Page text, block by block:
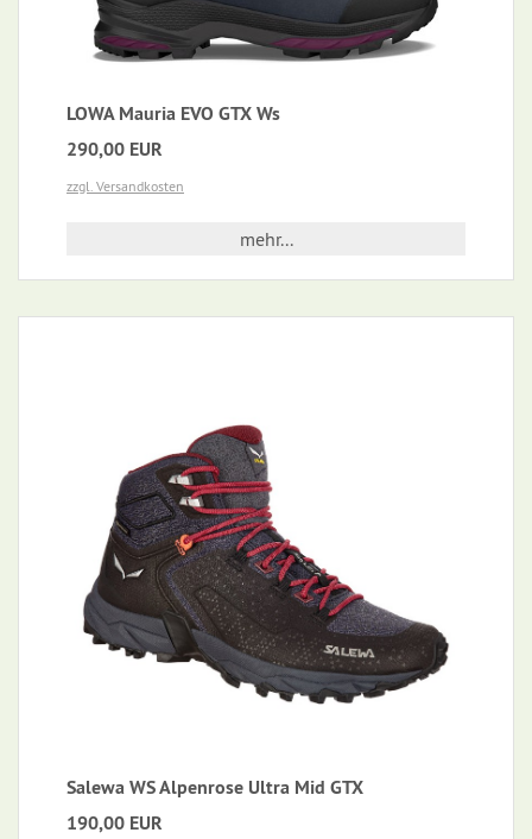
LOWA Mauria EVO GTX Ws
290,00 EUR
zzgl. Versandkosten
mehr...
Salewa WS Alpenrose Ultra Mid GTX
190,00 EUR